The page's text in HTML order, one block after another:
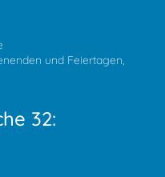
und Feiertagen,
32: